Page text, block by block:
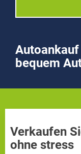
Autoankauf
bequem
Verkaufen
ohne stress